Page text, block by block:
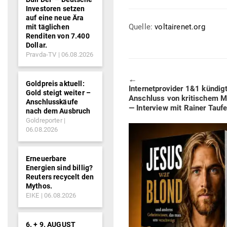
Quelle: voltairenet.org
🠔
Previous
post:
Inter­net­pro­vider 1&1
Anschluss von kri­ti­schem
— Interview mit Rainer
Investoren setzen
auf eine neue Ära
mit täglichen
Renditen von 7.400
Dollar.
Pravda-TV 06.08.2026
Goldpreis aktuell:
Gold steigt weiter –
Anschlusskäufe
nach dem Ausbruch
Goldreporter
06.08.2026
Erneuerbare
Energien sind billig?
Reuters recycelt den
Mythos.
EIKE 06.08.2026
6. + 9. AUGUST